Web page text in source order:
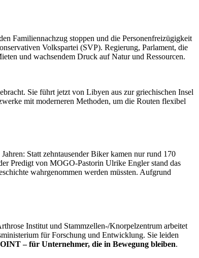
Familiennachzug stoppen und die Personenfreizügigkeit
Volkspartei (SVP). Regierung, Parlament, die
und wachsendem Druck auf Natur und Ressourcen.
Sie führt jetzt von Libyen aus zur griechischen Insel
mit moderneren Methoden, um die Routen flexibel
Statt zehntausender Biker kamen nur rund 170
Predigt von MOGO-Pastorin Ulrike Engler stand das
wahrgenommen werden müssten. Aufgrund
Institut und Stammzellen-/Knorpelzentrum arbeitet
für Forschung und Entwicklung. Sie leiden
– für Unternehmer, die in Bewegung bleiben.